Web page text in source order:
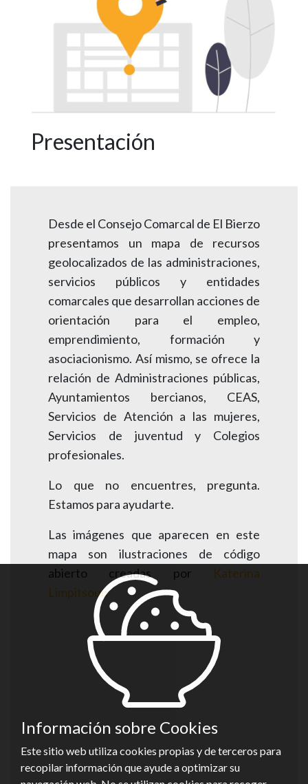
Presentación
Desde el Consejo Comarcal de El Bierzo
presentamos un mapa de recursos
geolocalizados de las administraciones,
servicios públicos y entidades
comarcales que desarrollan acciones de
orientación para el empleo,
emprendimiento, formación y
asociacionismo. Así mismo, se ofrece la
relación de Administraciones públicas,
Ayuntamientos bercianos, CEAS,
Servicios de Atención a las mujeres,
Servicios de juventud y Colegios
profesionales.
Lo que no encuentres, pregunta.
Estamos para ayudarte.
Las imágenes que aparecen en este
mapa son ilustraciones de código
abierto creadas por Katerina
Limpitsoun
Información sobre Cookies
Este sitio web utiliza cookies propias y de terceros para
recopilar información que ayude a optimizar su